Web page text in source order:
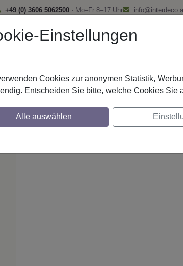
+49 (0) 3606 5062500 · Mo–Fr 8–17 Uhr
Stilg. 20 mm 1-lfg. Platon
Maßzuschnitt möglich
Einstellungen
Cookies zur anonymen Statistik,
Entscheiden Sie bitte, welche Cookies Sie
Alle auswählen